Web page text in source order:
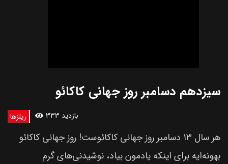
سیزدهم دسامبر روز جهانی کاکائو
ریلزها 333 بازدید
هر سال ۱۳ دسامبر روز جهانی کاکائوست! روز جهانی کاکائو
بهونه‌ایه برای اینکه یادمون بیاد، نوشیدنی‌های گرم